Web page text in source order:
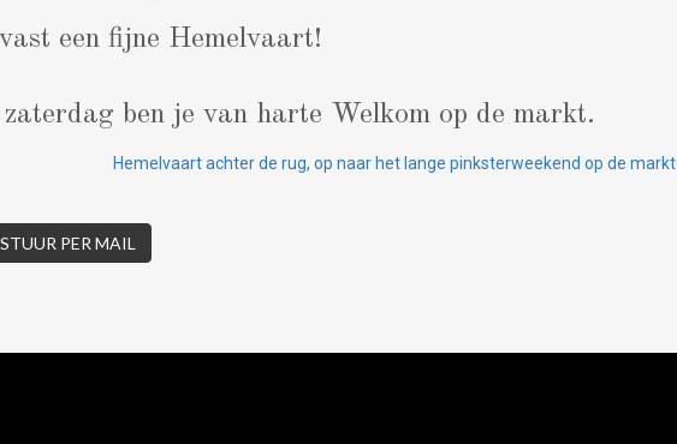
een fijne Hemelvaart!
ben je van harte Welkom op de markt.
Hemelvaart achter de rug, op naar het lange pinksterweekend op de markt
PER MAIL